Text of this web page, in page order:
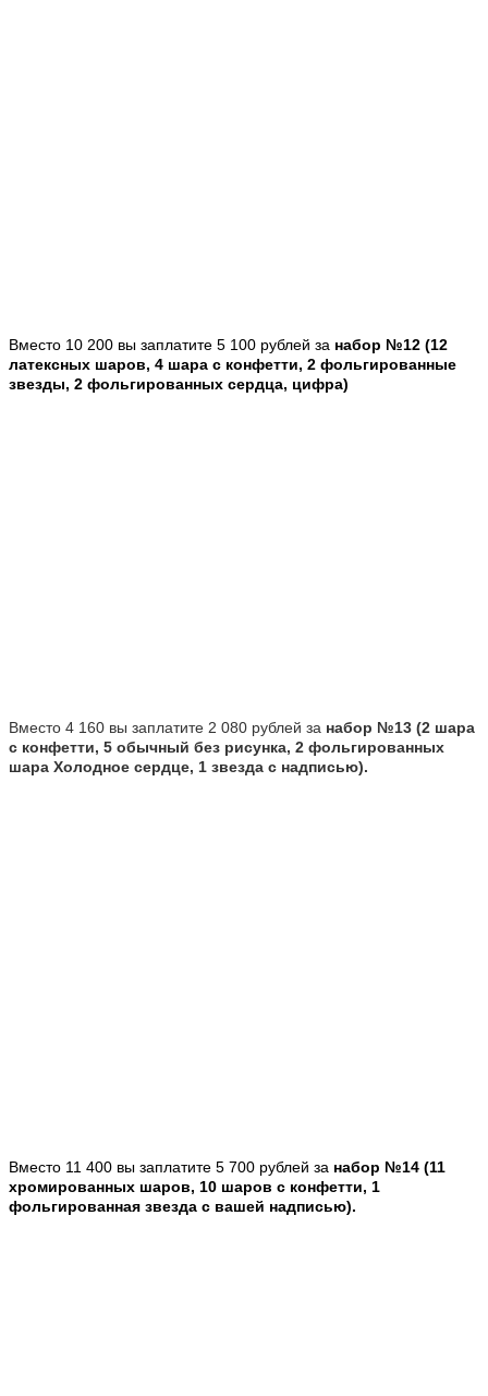
Вместо 10 200 вы заплатите 5 100 рублей за набор №12 (12
латексных шаров, 4 шара с конфетти, 2 фольгированные
звезды, 2 фольгированных сердца, цифра)
Вместо 4 160 вы заплатите 2 080 рублей за набор №13 (2 шара
с конфетти, 5 обычный без рисунка, 2 фольгированных
шара Холодное сердце, 1 звезда с надписью).
Вместо 11 400 вы заплатите 5 700 рублей за набор №14 (11
хромированных шаров, 10 шаров с конфетти, 1
фольгированная звезда с вашей надписью).